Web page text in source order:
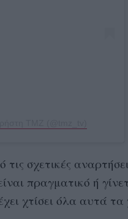
σχετικές
πραγματικό ή
χτίσει όλα αυτά